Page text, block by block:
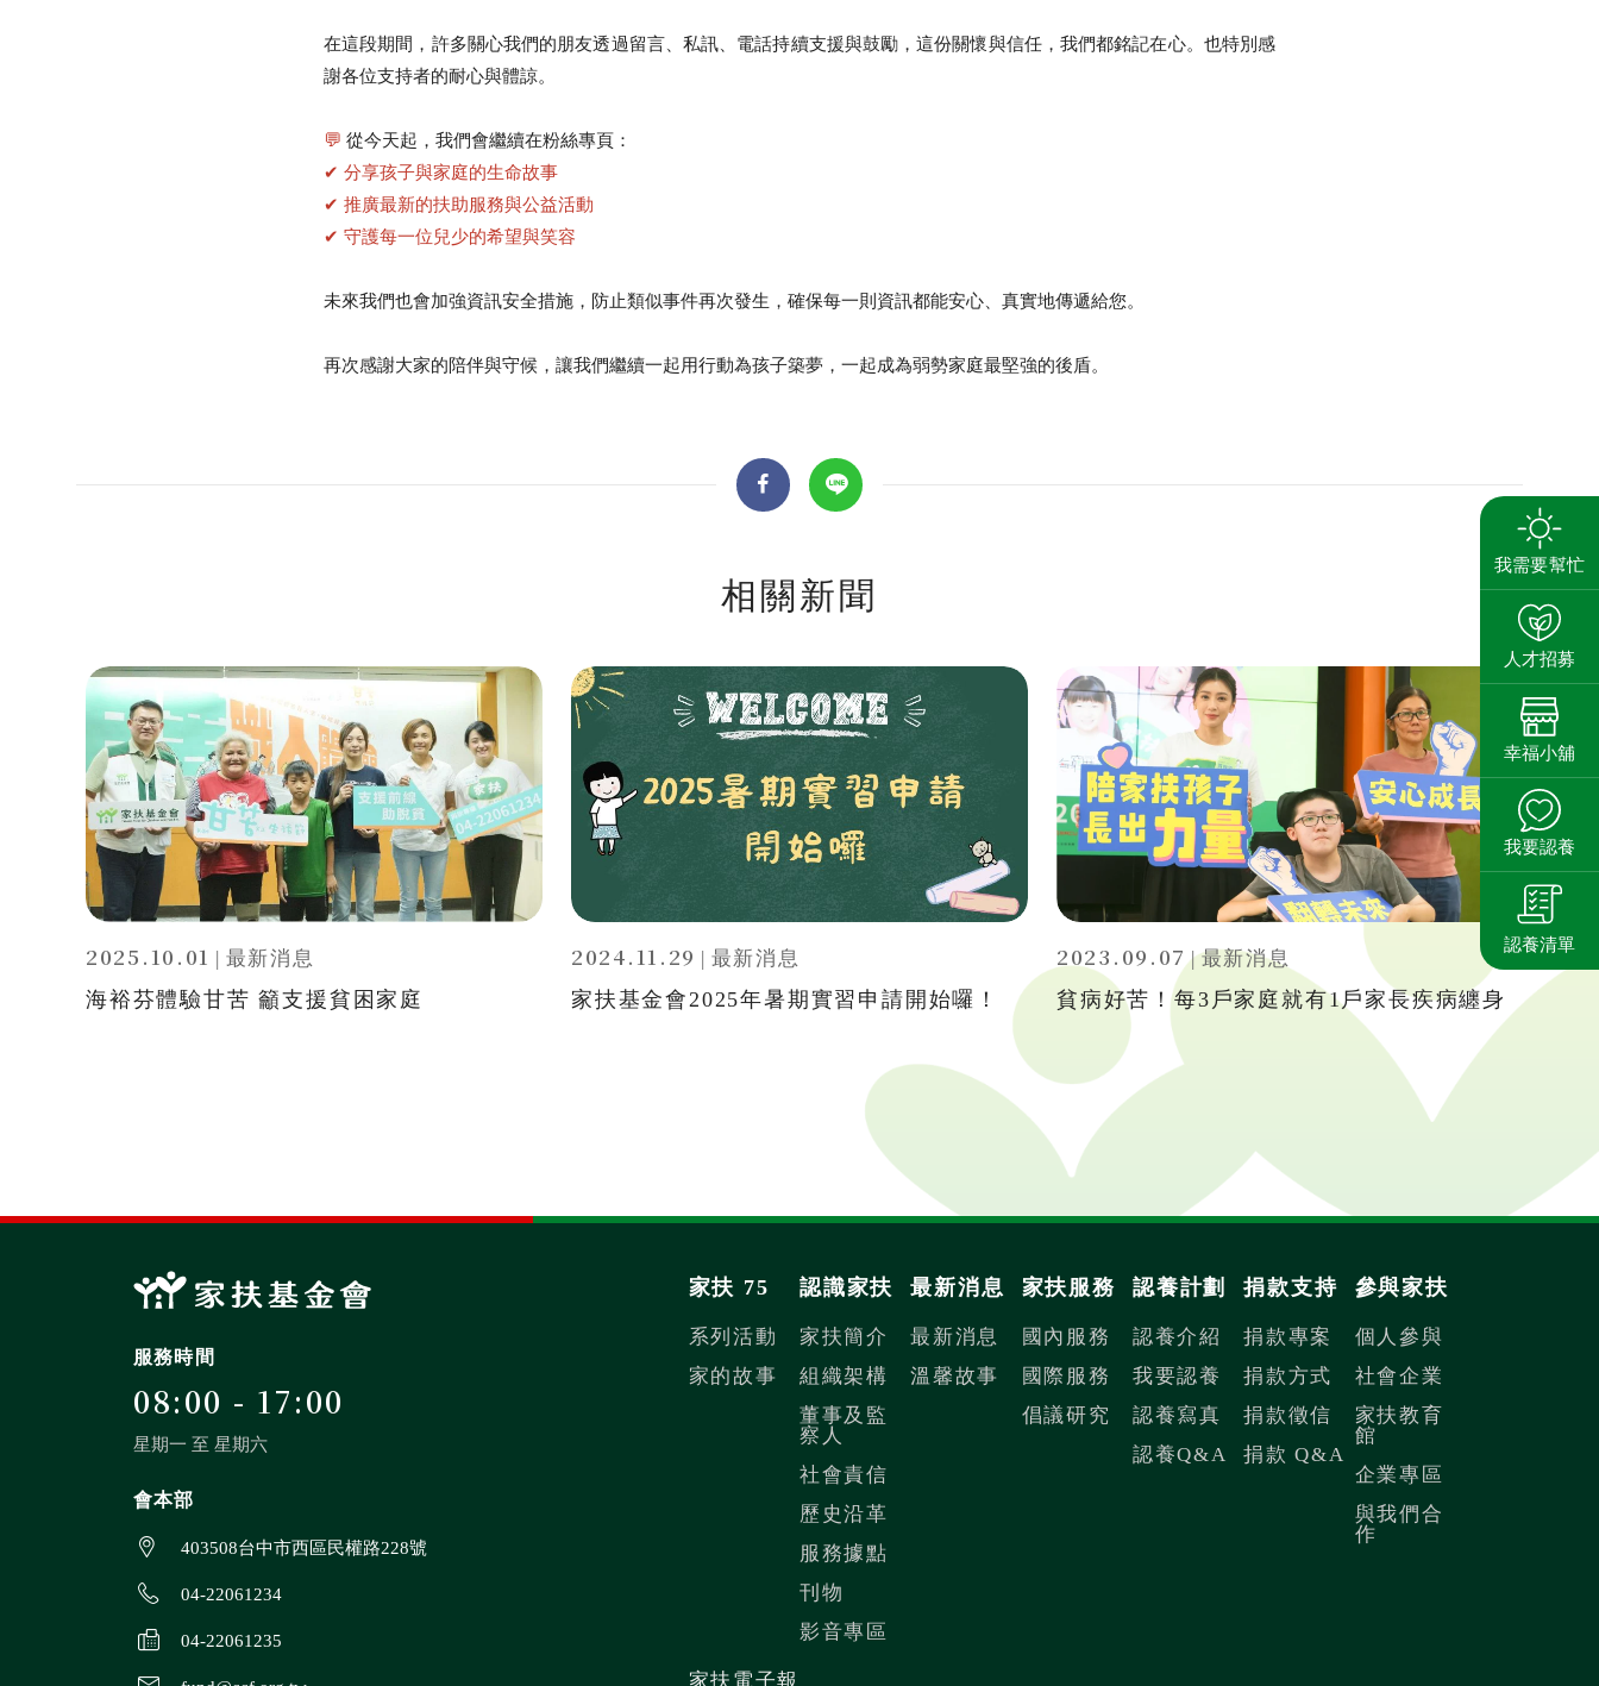
全文檢索
在這段期間，許多關心我們的朋友透過留言、私訊、電話持續支援與鼓勵，這份關懷與信任，我們都銘記在心。也特別感
謝各位支持者的耐心與體諒。
💬 從今天起，我們會繼續在粉絲專頁：
✔ 分享孩子與家庭的生命故事
✔ 推廣最新的扶助服務與公益活動
✔ 守護每一位兒少的希望與笑容
未來我們也會加強資訊安全措施，防止類似事件再次發生，確保每一則資訊都能安心、真實地傳遞給您。
再次感謝大家的陪伴與守候，讓我們繼續一起用行動為孩子築夢，一起成為弱勢家庭最堅強的後盾。
相關新聞
2025.10.01 | 最新消息
海裕芬體驗甘苦 籲支援貧困家庭
2024.11.29 | 最新消息
家扶基金會2025年暑期實習申請開始囉！
2023.09.07 | 最新消息
貧病好苦！每3戶家庭就有1戶家長疾病纏身
服務時間
08:00 - 17:00
星期一 至 星期六
會本部
403508台中市西區民權路228號
04-22061234
04-22061235
家扶 75
系列活動
家的故事
認識家扶
家扶簡介
組織架構
董事及監
察人
社會責信
歷史沿革
服務據點
刊物
影音專區
最新消息
最新消息
溫馨故事
家扶服務
國內服務
國際服務
倡議研究
認養計劃
認養介紹
我要認養
認養寫真
認養Q&A
捐款支持
捐款專案
捐款方式
捐款徵信
捐款 Q&A
參與家扶
個人參與
社會企業
家扶教育
館
企業專區
與我們合
作
家扶電子報
我需要幫忙
人才招募
幸福小舖
我要認養
認養清單